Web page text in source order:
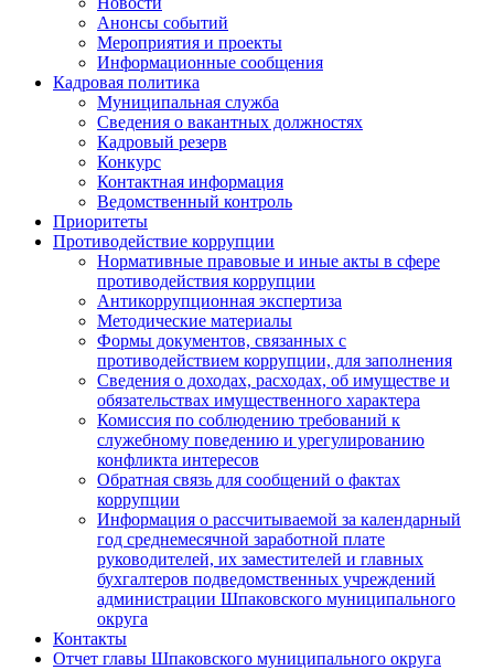
Анонсы событий
Мероприятия и проекты
Информационные сообщения
Кадровая политика
Муниципальная служба
Сведения о вакантных должностях
Кадровый резерв
Конкурс
Контактная информация
Ведомственный контроль
Приоритеты
Противодействие коррупции
Нормативные правовые и иные акты в сфере
противодействия коррупции
Антикоррупционная экспертиза
Методические материалы
Формы документов, связанных с
противодействием коррупции, для заполнения
Сведения о доходах, расходах, об имуществе и
обязательствах имущественного характера
Комиссия по соблюдению требований к
служебному поведению и урегулированию
конфликта интересов
Обратная связь для сообщений о фактах
коррупции
Информация о рассчитываемой за календарный
год среднемесячной заработной плате
руководителей, их заместителей и главных
бухгалтеров подведомственных учреждений
администрации Шпаковского муниципального
округа
Контакты
Отчет главы Шпаковского муниципального округа